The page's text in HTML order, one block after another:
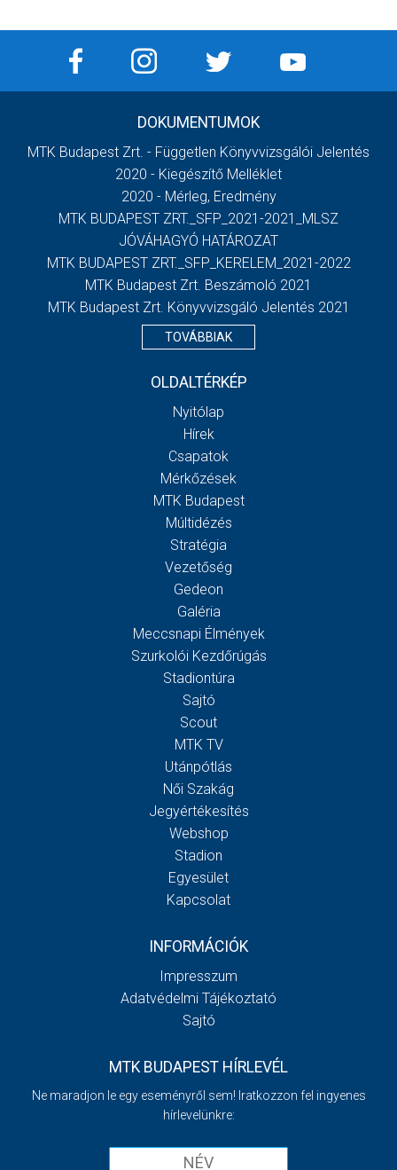
DOKUMENTUMOK
MTK Budapest Zrt. - Független Könyvvizsgálói Jelentés
2020 - Kiegészítő Melléklet
2020 - Mérleg, Eredmény
MTK BUDAPEST ZRT._SFP_2021-2021_MLSZ
JÓVÁHAGYÓ HATÁROZAT
MTK BUDAPEST ZRT._SFP_KERELEM_2021-2022
MTK Budapest Zrt. Beszámoló 2021
MTK Budapest Zrt. Könyvvizsgáló Jelentés 2021
TOVÁBBIAK
OLDALTÉRKÉP
Nyitólap
Hírek
Csapatok
Mérkőzések
MTK Budapest
Múltidézés
Stratégia
Vezetőség
Gedeon
Galéria
Meccsnapi Élmények
Szurkolói Kezdőrúgás
Stadiontúra
Sajtó
Scout
MTK TV
Utánpótlás
Női Szakág
Jegyértékesítés
Webshop
Stadion
Egyesület
Kapcsolat
INFORMÁCIÓK
Impresszum
Adatvédelmi Tájékoztató
Sajtó
MTK BUDAPEST HÍRLEVÉL
Ne maradjon le egy eseményről sem! Iratkozzon fel ingyenes
hírlevelünkre: